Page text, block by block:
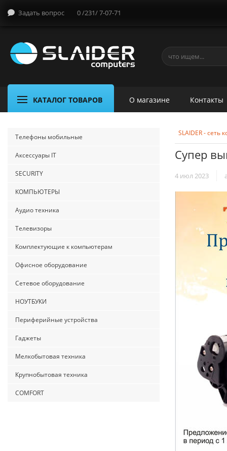
Задать вопрос 0 /231/ 7-07-71
КАТАЛОГ ТОВАРОВ О магазине Контакты
Телефоны мобильные
Аксессуары IT
SECURITY
КОМПЬЮТЕРЫ
Аудио техника
Телевизоры
Комплектующие к компьютерам
Офисное оборудование
Сетевое оборудование
НОУТБУКИ
Периферийные устройства
Гаджеты
Мелкобытовая техника
Крупнобытовая техника
COMFORT
SLAIDER - сеть
Супер
4 июл 2023